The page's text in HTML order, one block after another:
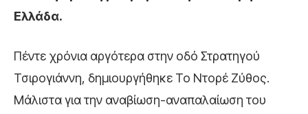
Ελλάδα.
Πέντε χρόνια αργότερα στην οδό Στρατηγού
Τσιρογιάννη, δημιουργήθηκε Το Ντορέ Ζύθος.
Μάλιστα για την αναβίωση-αναπαλαίωση του